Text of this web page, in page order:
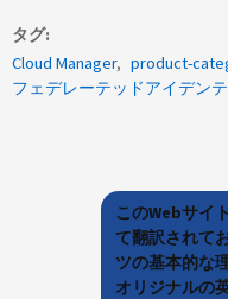
タグ
Cloud Manager
product-
フェデレーテッドアイデン
このWebサイ
て翻訳されて
ツの基本的な
オリジナルの